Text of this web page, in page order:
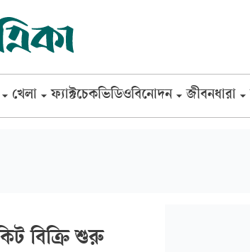
খেলা ফ্যাক্টচেকভিডিওবিনোদন জীবনধারা
বিক্রি শুরু